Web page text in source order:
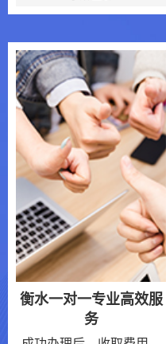
衡水一对一专业高效服
务